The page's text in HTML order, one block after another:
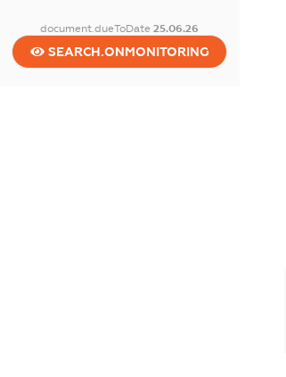
document.dueToDate25.06.26
SEARCH.ONMONITORING